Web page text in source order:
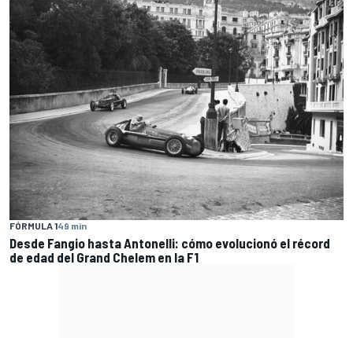
FÓRMULA 149 min
Desde Fangio hasta Antonelli: cómo evolucionó el récord
de edad del Grand Chelem en la F1